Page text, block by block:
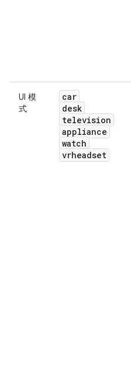
UI 模
式
car
desk
television
appliance
watch
vrheadset